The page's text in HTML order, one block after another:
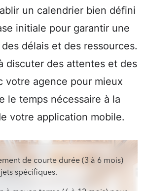
un calendrier bien défini
initiale pour garantir une
délais et des ressources.
discuter des attentes et des
votre agence pour mieux
le temps nécessaire à la
votre application mobile.
de courte durée (3 à 6 mois)
spécifiques.